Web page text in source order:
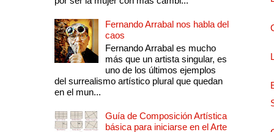
Fernando Arrabal nos habla del
caos
Fernando Arrabal es mucho
más que un artista singular, es
uno de los últimos ejemplos
del surrealismo artístico plural que quedan
en el mun...
Guía de Composición Artística
básica para iniciarse en el Arte